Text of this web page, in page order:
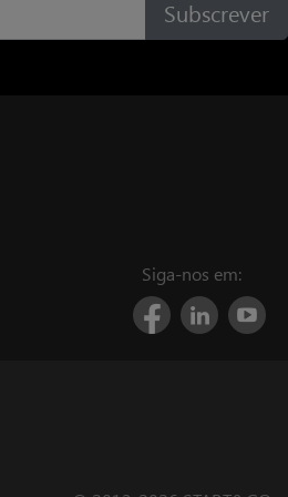
Subscrever
Siga-nos em: